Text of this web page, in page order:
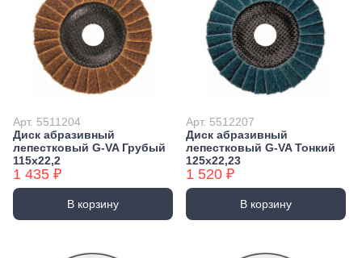
Арт. 5511204
Диск абразивный
лепестковый G-VA Грубый
115х22,2
1 435 ₽
В корзину
Арт. 5512207
Диск абразивный
лепестковый G-VA Тонкий
125х22,23
1 520 ₽
В корзину